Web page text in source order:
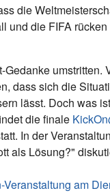
die
und die FIFA
Gedanke umstritten.
dass sich die
lässt. Doch was
die finale
In der
als Lösung?"
am